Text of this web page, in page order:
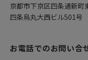
京都市下京区四条通新町
四条烏丸大西ビル501号
お電話でのお問い合